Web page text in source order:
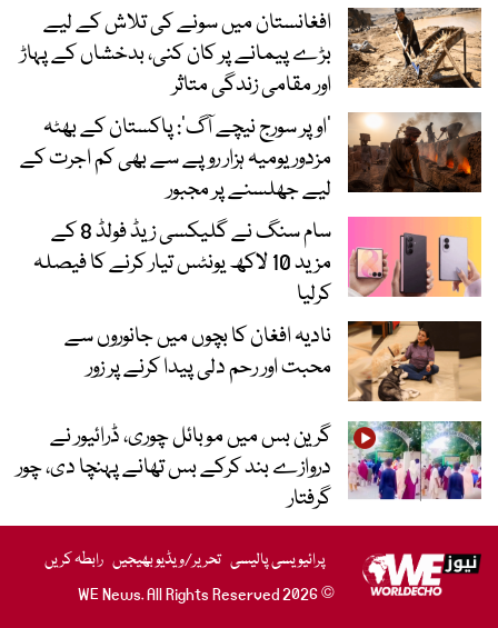
افغانستان میں سونے کی تلاش کے لیے
بڑے پیمانے پر کان کنی، بدخشاں کے پہاڑ
اور مقامی زندگی متاثر
’اوپر سورج نیچے آگ‘: پاکستان کے بھٹہ
مزدور یومیہ ہزار روپے سے بھی کم اجرت کے
لیے جھلسنے پر مجبور
سام سنگ نے گلیکسی زیڈ فولڈ 8 کے
مزید 10 لاکھ یونٹس تیار کرنے کا فیصلہ
کرلیا
نادیہ افغان کا بچوں میں جانوروں سے
محبت اور رحم دلی پیدا کرنے پر زور
گرین بس میں موبائل چوری، ڈرائیور نے
دروازے بند کرکے بس تھانے پہنچا دی، چور
گرفتار
پرائیویسی پالیسی تحریر/ویڈیو بھیجیں رابطہ کریں
© 2026 WE News. All Rights Reserved